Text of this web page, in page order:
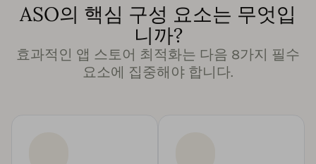
ASO의 핵심 구성 요소는 무엇입
니까?
효과적인 앱 스토어 최적화는 다음 8가지 필수
요소에 집중해야 합니다.